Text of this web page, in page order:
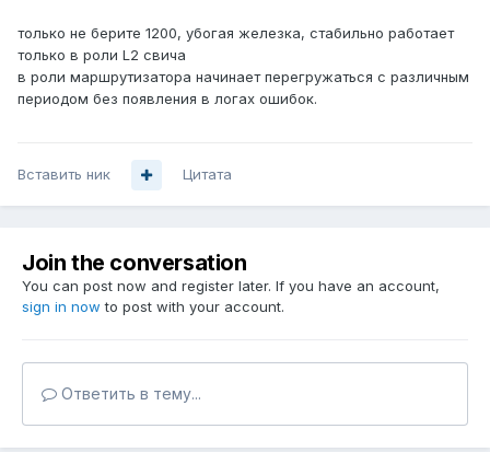
только не берите 1200, убогая железка, стабильно работает
только в роли L2 свича
в роли маршрутизатора начинает перегружаться с различным
периодом без появления в логах ошибок.
Вставить ник Цитата
Join the conversation
You can post now and register later. If you have an account,
sign in now to post with your account.
Ответить в тему...